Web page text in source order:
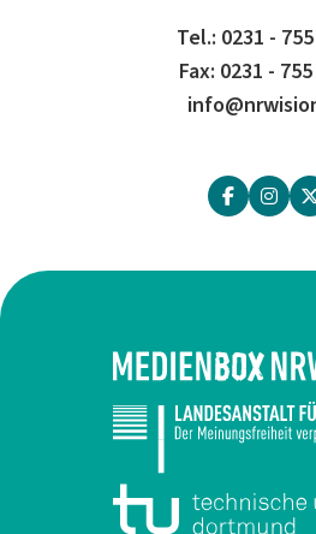
Tel.: 0231 -
Fax: 0231 -